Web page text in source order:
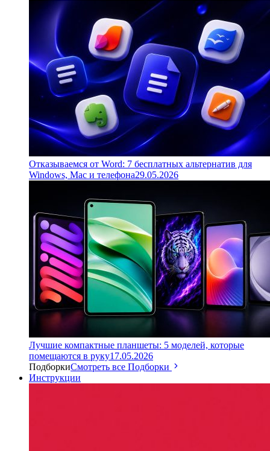
Отказываемся от Word: 7 бесплатных альтернатив для
Windows, Mac и телефона29.05.2026
Лучшие компактные планшеты: 5 моделей, которые
помещаются в руку17.05.2026
ПодборкиСмотреть все Подборки
Инструкции